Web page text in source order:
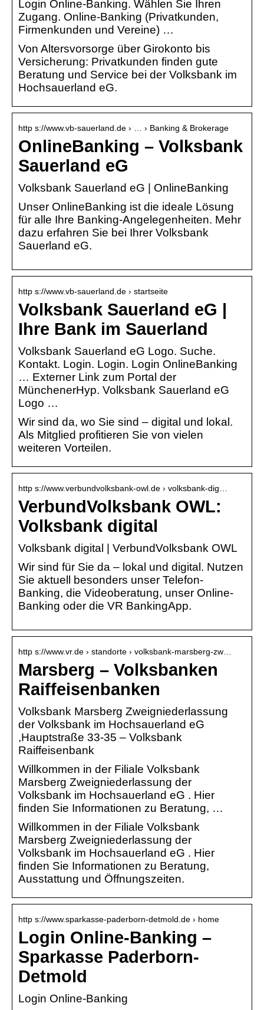
Login Online-Banking. Wählen Sie Ihren
Zugang. Online-Banking (Privatkunden,
Firmenkunden und Vereine) …
Von Altersvorsorge über Girokonto bis
Versicherung: Privatkunden finden gute
Beratung und Service bei der Volksbank im
Hochsauerland eG.
http s://www.vb-sauerland.de › … › Banking & Brokerage
OnlineBanking – Volksbank
Sauerland eG
Volksbank Sauerland eG | OnlineBanking
Unser OnlineBanking ist die ideale Lösung
für alle Ihre Banking-Angelegenheiten. Mehr
dazu erfahren Sie bei Ihrer Volksbank
Sauerland eG.
http s://www.vb-sauerland.de › startseite
Volksbank Sauerland eG |
Ihre Bank im Sauerland
Volksbank Sauerland eG Logo. Suche.
Kontakt. Login. Login. Login OnlineBanking
… Externer Link zum Portal der
MünchenerHyp. Volksbank Sauerland eG
Logo …
Wir sind da, wo Sie sind – digital und lokal.
Als Mitglied profitieren Sie von vielen
weiteren Vorteilen.
http s://www.verbundvolksbank-owl.de › volksbank-dig…
VerbundVolksbank OWL:
Volksbank digital
Volksbank digital | VerbundVolksbank OWL
Wir sind für Sie da – lokal und digital. Nutzen
Sie aktuell besonders unser Telefon-
Banking, die Videoberatung, unser Online-
Banking oder die VR BankingApp.
http s://www.vr.de › standorte › volksbank-marsberg-zw…
Marsberg – Volksbanken
Raiffeisenbanken
Volksbank Marsberg Zweigniederlassung
der Volksbank im Hochsauerland eG
,Hauptstraße 33-35 – Volksbank
Raiffeisenbank
Willkommen in der Filiale Volksbank
Marsberg Zweigniederlassung der
Volksbank im Hochsauerland eG . Hier
finden Sie Informationen zu Beratung, …
Willkommen in der Filiale Volksbank
Marsberg Zweigniederlassung der
Volksbank im Hochsauerland eG . Hier
finden Sie Informationen zu Beratung,
Ausstattung und Öffnungszeiten.
http s://www.sparkasse-paderborn-detmold.de › home
Login Online-Banking –
Sparkasse Paderborn-
Detmold
Login Online-Banking